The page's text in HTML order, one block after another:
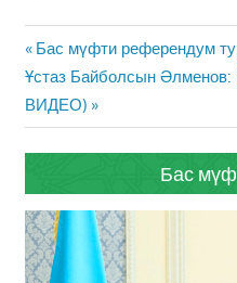
Жазба
навигациясы
Previous
Post:
Бас мүфти референдум
Next
Post:
Ұстаз Байболсын Әлменов:
ВИДЕО)
Бас